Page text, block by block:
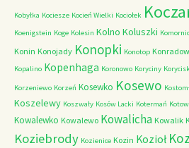
Kobyłka Kociesze Kocień Wielki Kociołek
Koenigstein Koge Kolesin Kolno Koluszki
Konin Konojady Konopki Konotop
Kopalino Kopenhaga Koronowo Koryciny
Korzeniewo Korzeń Kosewko Kosewo
Koszelewy Koszwały Kosów Lacki Kotermań
Kowalewko Kowalewo Kowalicha Kowalik
Koziebrody Kozienice Kozin Kozioł